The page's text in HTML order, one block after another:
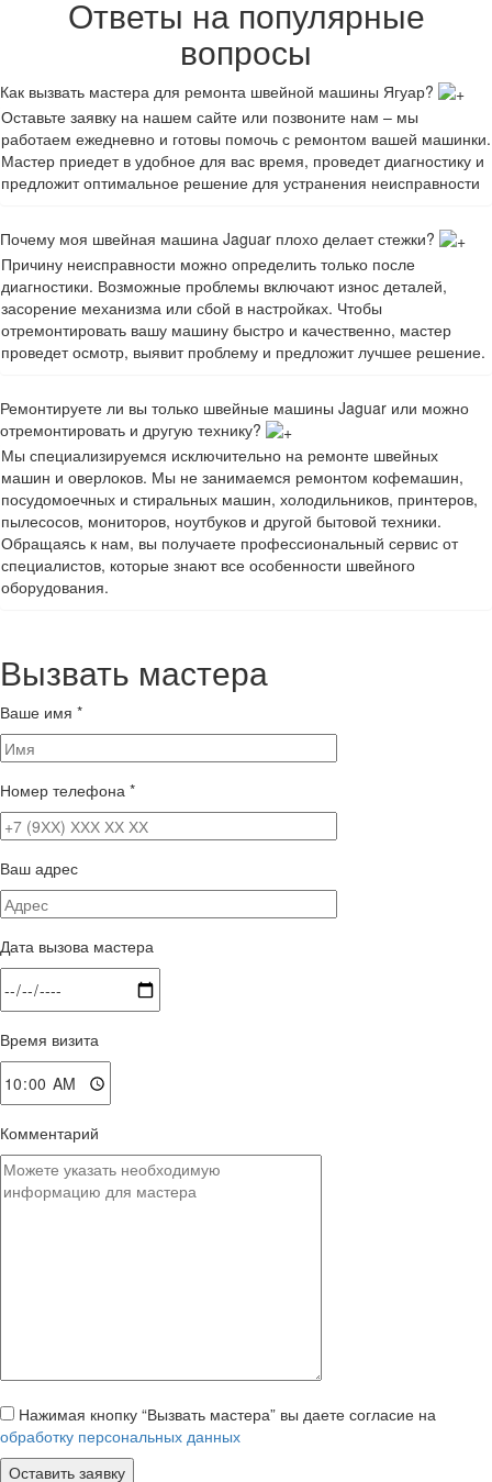
Ответы на популярные
вопросы
Как вызвать мастера для ремонта швейной машины Ягуар?
Оставьте заявку на нашем сайте или позвоните нам – мы
работаем ежедневно и готовы помочь с ремонтом вашей машинки.
Мастер приедет в удобное для вас время, проведет диагностику и
предложит оптимальное решение для устранения неисправности
Почему моя швейная машина Jaguar плохо делает стежки?
Причину неисправности можно определить только после
диагностики. Возможные проблемы включают износ деталей,
засорение механизма или сбой в настройках. Чтобы
отремонтировать вашу машину быстро и качественно, мастер
проведет осмотр, выявит проблему и предложит лучшее решение.
Ремонтируете ли вы только швейные машины Jaguar или можно
отремонтировать и другую технику?
Мы специализируемся исключительно на ремонте швейных
машин и оверлоков. Мы не занимаемся ремонтом кофемашин,
посудомоечных и стиральных машин, холодильников, принтеров,
пылесосов, мониторов, ноутбуков и другой бытовой техники.
Обращаясь к нам, вы получаете профессиональный сервис от
специалистов, которые знают все особенности швейного
оборудования.
Вызвать мастера
Ваше имя *
Номер телефона *
Ваш адрес
Дата вызова мастера
Время визита
Комментарий
Нажимая кнопку “Вызвать мастера” вы даете согласие на
обработку персональных данных